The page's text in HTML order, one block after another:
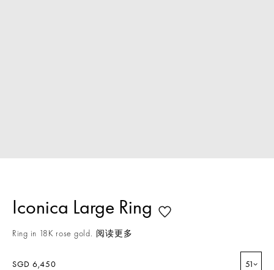
Iconica Large Ring
Ring in 18K rose gold. 阅读更多
SGD 6,450 51